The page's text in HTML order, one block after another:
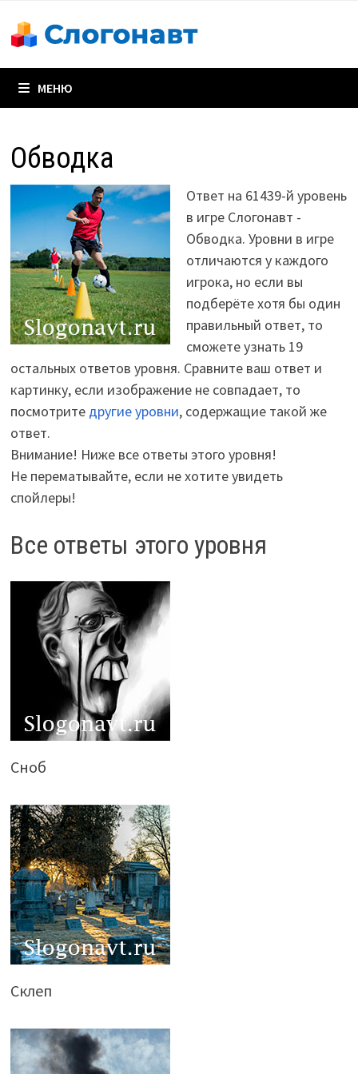
содержимому
МЕНЮ
Обводка
Ответ на 61439-й уровень
в игре Слогонавт -
Обводка. Уровни в игре
отличаются у каждого
игрока, но если вы
подберёте хотя бы один
правильный ответ, то
сможете узнать 19
остальных ответов уровня. Сравните ваш ответ и
картинку, если изображение не совпадает, то
посмотрите другие уровни, содержащие такой же
ответ.
Внимание! Ниже все ответы этого уровня!
Не перематывайте, если не хотите увидеть
спойлеры!
Все ответы этого уровня
Сноб
Склеп